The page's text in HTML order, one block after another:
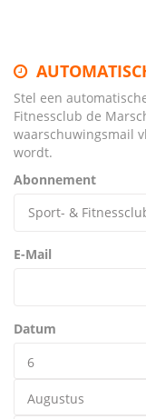
Stel een
Fitnessclub de
waarschuwingsmail
wordt.
Abonnement
E-Mail
Datum